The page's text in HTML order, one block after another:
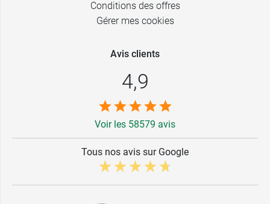
Conditions des offres
Gérer mes cookies
Avis clients
4,9
Voir les 58579 avis
Tous nos avis sur Google